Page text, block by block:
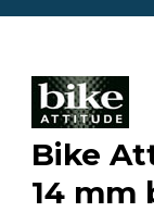
Bike
14 mm